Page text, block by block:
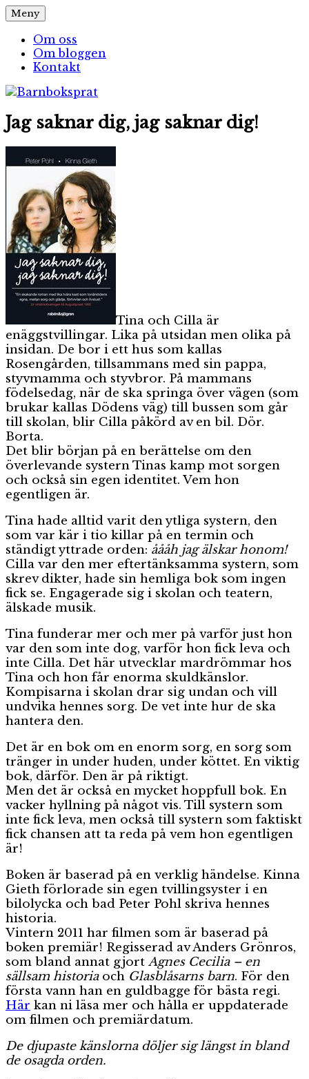
Hoppa
till
innehåll
Barnboksprat
– en blogg om barnböcker
Meny
Om oss
Om bloggen
Kontakt
Jag saknar dig, jag saknar dig!
Tina och Cilla är
enäggstvillingar. Lika på utsidan men olika på
insidan. De bor i ett hus som kallas
Rosengården, tillsammans med sin pappa,
styvmamma och styvbror. På mammans
födelsedag, när de ska springa över vägen (som
brukar kallas Dödens väg) till bussen som går
till skolan, blir Cilla påkörd av en bil. Dör.
Borta.
Det blir början på en berättelse om den
överlevande systern Tinas kamp mot sorgen
och också sin egen identitet. Vem hon
egentligen är.
Tina hade alltid varit den ytliga systern, den
som var kär i tio killar på en termin och
ständigt yttrade orden: åååh jag älskar honom!
Cilla var den mer eftertänksamma systern, som
skrev dikter, hade sin hemliga bok som ingen
fick se. Engagerade sig i skolan och teatern,
älskade musik.
Tina funderar mer och mer på varför just hon
var den som inte dog, varför hon fick leva och
inte Cilla. Det här utvecklar mardrömmar hos
Tina och hon får enorma skuldkänslor.
Kompisarna i skolan drar sig undan och vill
undvika hennes sorg. De vet inte hur de ska
hantera den.
Det är en bok om en enorm sorg, en sorg som
tränger in under huden, under köttet. En viktig
bok, därför. Den är på riktigt.
Men det är också en mycket hoppfull bok. En
vacker hyllning på något vis. Till systern som
inte fick leva, men också till systern som faktiskt
fick chansen att ta reda på vem hon egentligen
är!
Boken är baserad på en verklig händelse. Kinna
Gieth förlorade sin egen tvillingsyster i en
bilolycka och bad Peter Pohl skriva hennes
historia.
Vintern 2011 har filmen som är baserad på
boken premiär! Regisserad av Anders Grönros,
som bland annat gjort Agnes Cecilia – en
sällsam historiaoch Glasblåsarns barn. För den
första vann han en guldbagge för bästa regi.
Här kan ni läsa mer och hålla er uppdaterade
om filmen och premiärdatum.
De djupaste känslorna döljer sig längst in bland
de osagda orden.